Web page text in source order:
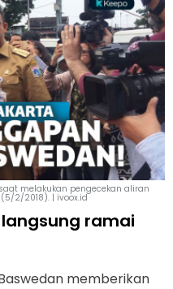
melakukan pengecekan aliran
2/2018). | ivoox.id
ramai
memberikan